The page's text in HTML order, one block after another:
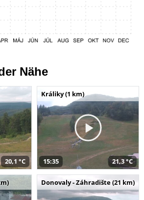
Nähe
20,1 °C
Králiky (1 km)
15:35 21,3 °C
Donovaly - Záhradište (21 km)